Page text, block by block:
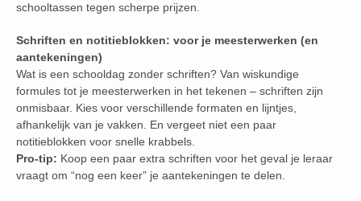
schooltassen tegen scherpe prijzen.
Schriften en notitieblokken: voor je meesterwerken (en
aantekeningen)
Wat is een schooldag zonder schriften? Van wiskundige
formules tot je meesterwerken in het tekenen – schriften zijn
onmisbaar. Kies voor verschillende formaten en lijntjes,
afhankelijk van je vakken. En vergeet niet een paar
notitieblokken voor snelle krabbels.
Pro-tip: Koop een paar extra schriften voor het geval je leraar
vraagt om “nog een keer” je aantekeningen te delen.